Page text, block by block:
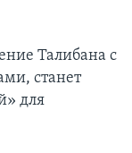
Талибана с
станет
для